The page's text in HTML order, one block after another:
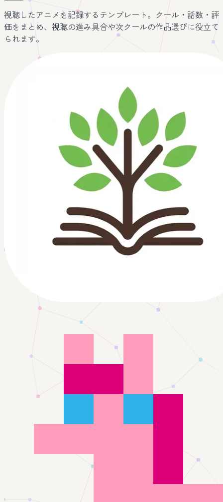
視聴したアニメを記録するテンプレート。クール・話数・評
価をまとめ、視聴の進み具合や次クールの作品選びに役立て
られます。